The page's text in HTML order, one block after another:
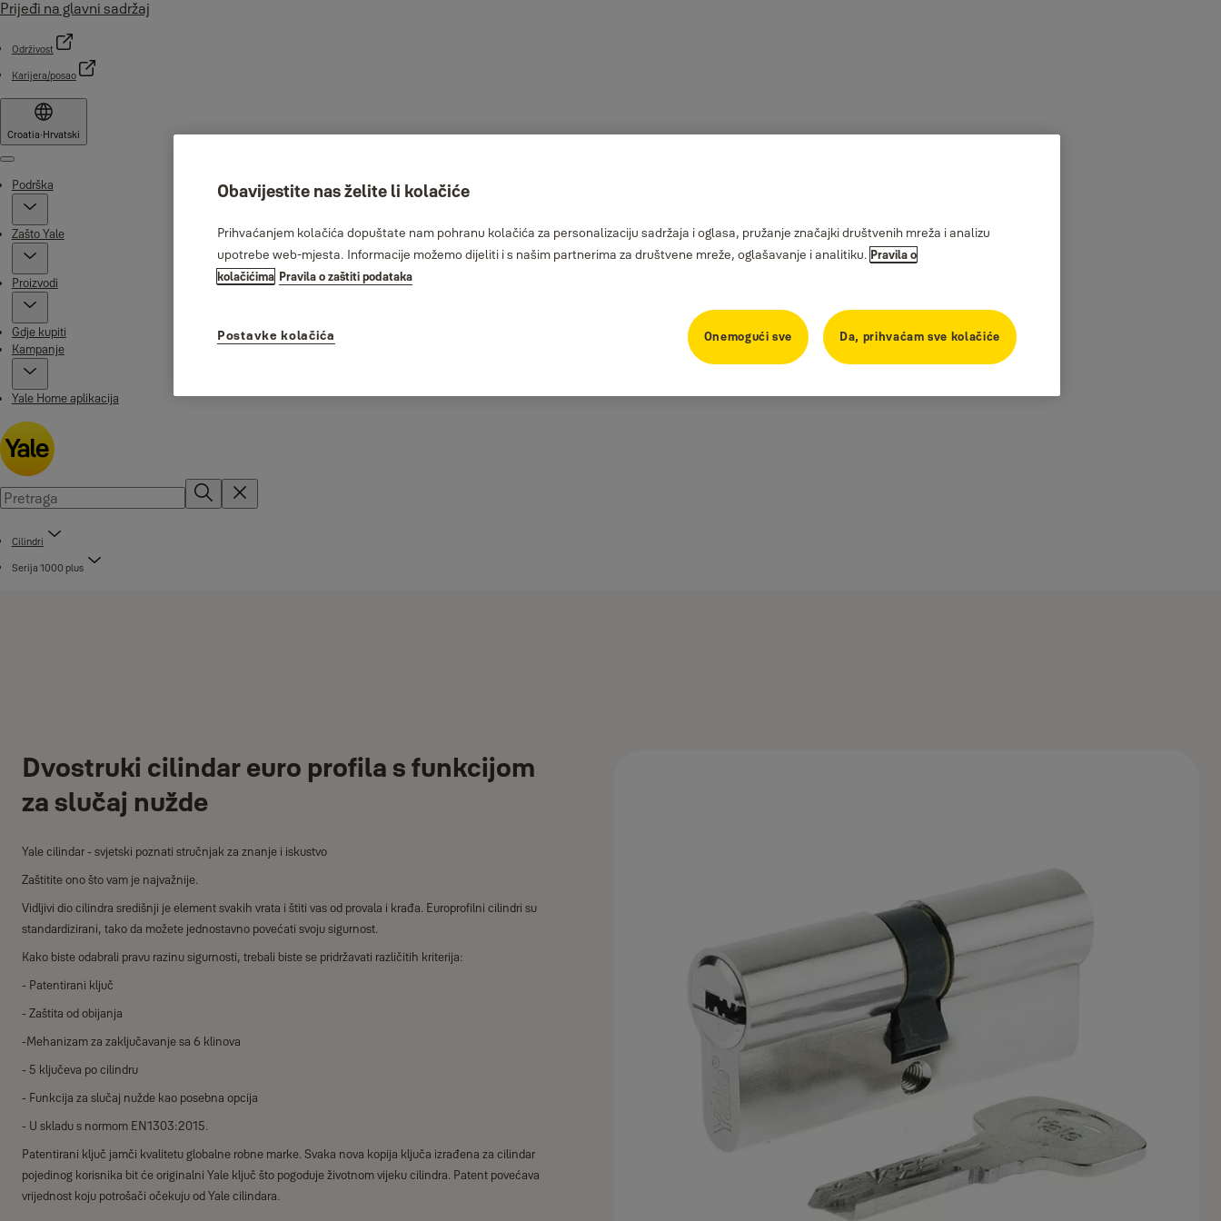
Prijeđi na glavni sadržaj
Održivost
Karijera/posao
Croatia·Hrvatski
Menu
Podrška
Zašto Yale
Proizvodi
Gdje kupiti
Kampanje
Yale Home aplikacija
Cilindri
Serija 1000 plus
Dvostruki cilindar euro profila s funkcijom
za slučaj nužde
Yale cilindar - svjetski poznati stručnjak za znanje i iskustvo
Zaštitite ono što vam je najvažnije.
Vidljivi dio cilindra središnji je element svakih vrata i štiti vas od provala i krađa. Europrofilni cilindri su
standardizirani, tako da možete jednostavno povećati svoju sigurnost.
Kako biste odabrali pravu razinu sigurnosti, trebali biste se pridržavati različitih kriterija:
- Patentirani ključ
- Zaštita od obijanja
-Mehanizam za zaključavanje sa 6 klinova
- 5 ključeva po cilindru
- Funkcija za slučaj nužde kao posebna opcija
- U skladu s normom EN1303:2015.
Patentirani ključ jamči kvalitetu globalne robne marke. Svaka nova kopija ključa izrađena za cilindar
pojedinog korisnika bit će originalni Yale ključ što pogoduje životnom vijeku cilindra. Patent povećava
vrijednost koju potrošači očekuju od Yale cilindara.
Obavijestite nas želite li kolačiće
Prihvaćanjem kolačića dopuštate nam pohranu kolačića za personalizaciju sadržaja i oglasa, pružanje značajki društvenih mreža i analizu
upotrebe web-mjesta. Informacije možemo dijeliti i s našim partnerima za društvene mreže, oglašavanje i analitiku. Pravila o
kolačićima Pravila o zaštiti podataka
Onemogući sve Da, prihvaćam sve kolačiće
Postavke kolačića